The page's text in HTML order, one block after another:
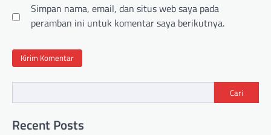
Simpan nama, email, dan situs web saya pada
peramban ini untuk komentar saya berikutnya.
Cari
Recent Posts